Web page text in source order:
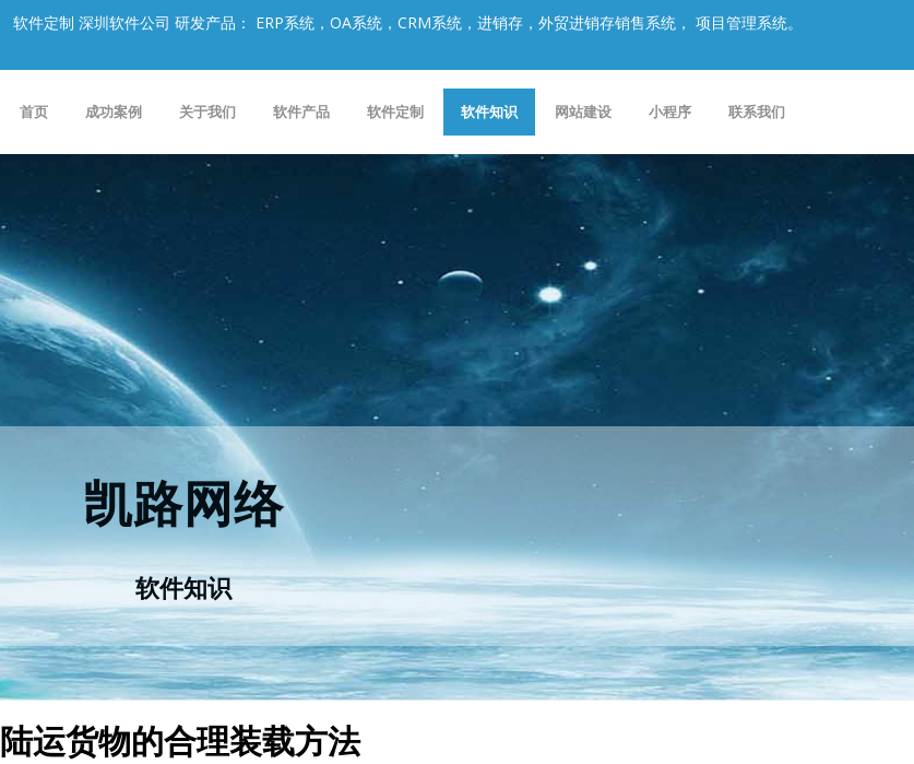
软件定制 深圳软件公司 研发产品： ERP系统，OA系统，CRM系统，进销存，外贸进销存销售系统， 项目管理系统。
首页 成功案例 关于我们 软件产品 软件定制 软件知识 网站建设 小程序 联系我们
凯路网络
软件知识
陆运货物的合理装载方法